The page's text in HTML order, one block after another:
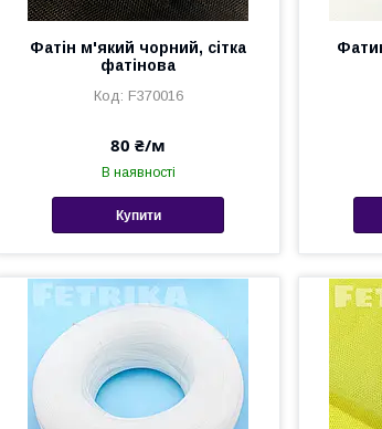
Фатін м'який чорний, сітка
фатінова
F370016
80 ₴/м
В наявності
Купити